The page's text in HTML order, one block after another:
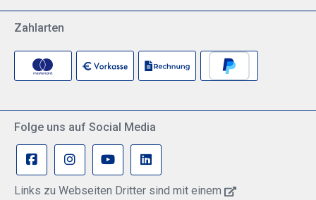
Zahlarten
Folge uns auf Social Media
Links zu Webseiten Dritter sind mit einem